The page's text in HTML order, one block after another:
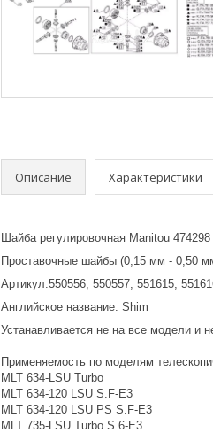
Описание Характеристики
Шайба регулировочная Manitou 474298
Проставочные шайбы (0,15 мм - 0,50
Артикул:550556, 550557, 551615,
Английское название: Shim
Устанавливается не на все модели и
Применяемость по моделям
MLT 634-LSU Turbo
MLT 634-120 LSU S.F-E3
MLT 634-120 LSU PS S.F-E3
MLT 735-LSU Turbo S.6-E3